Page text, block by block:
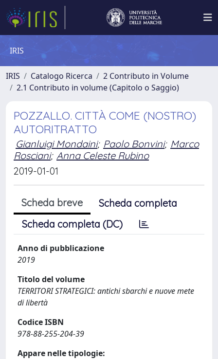
IRIS
IRIS Catalogo Ricerca
2 Contributo in Volume
2.1 Contributo in volume (Capitolo o Saggio)
POZZALLO. CITTÀ COME (NOSTRO)
AUTORITRATTO
Gianluigi Mondaini; Paolo Bonvini; Marco
Rosciani; Anna Celeste Rubino
2019-01-01
Scheda breve
Scheda completa
Scheda completa (DC)
Anno di pubblicazione
2019
Titolo del volume
TERRITORI STRATEGICI: antichi sbarchi e nuove mete
di libertà
Codice ISBN
978-88-255-204-39
Appare nelle tipologie: